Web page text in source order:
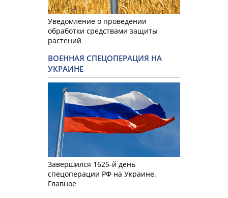
Уведомление о проведении
обработки средствами защиты
растений
ВОЕННАЯ СПЕЦОПЕРАЦИЯ НА
УКРАИНЕ
Завершился 1625-й день
спецоперации РФ на Украине.
Главное